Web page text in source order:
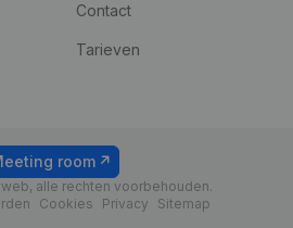
Contact
Tarieven
alle rechten voorbehouden.
Cookies Privacy Sitemap
room